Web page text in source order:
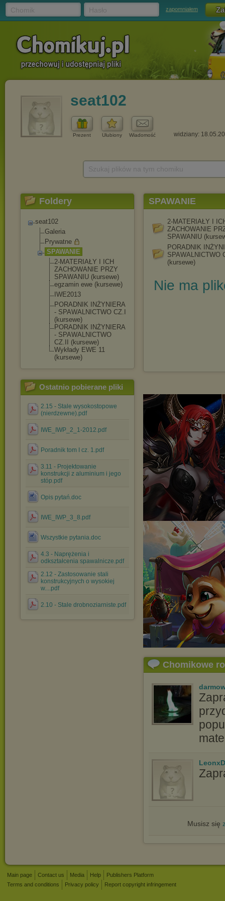
zapomniałem
seat102
Prezent Ulubiony Wiadomość widziany:
Foldery
seat102
Galeria
Prywatne
SPAWANIE
2-MATERIAŁY I ICH
ZACHOWANIE PRZY
SPAWANIU (kursewe)
egzamin ewe (kursewe)
IWE2013
PORADNIK INŻYNIERA
- SPAWALNICTWO CZ.I
(kursewe)
PORADNIK INŻYNIERA
- SPAWALNICTWO
CZ.II (kursewe)
Wykłady EWE 11
(kursewe)
Ostatnio pobierane pliki
2.15 - Stale wysokostopowe
(nierdzewne).pdf
IWE_IWP_2_1-2012.pdf
Poradnik tom I cz. 1.pdf
3.11 - Projektowanie
konstrukcji z aluminium i jego
stóp.pdf
Opis pytań.doc
IWE_IWP_3_8.pdf
Wszystkie pytania.doc
4.3 - Naprężenia i
odkształcenia spawalnicze.pdf
2.12 - Zastosowanie stali
konstrukcyjnych o wysokiej
w....pdf
2.10 - Stale drobnoziarniste.pdf
SPAWANIE
2-MATERIAŁY I
ZACHOWANIE
SPAWANIU
PORADNIK
SPAWALNICTWO
(kursewe)
Nie ma
Chomikowe
Musisz się
Main page Contact us Media Help
Publishers Platform
Terms and conditions
Privacy policy Report copyright infringement